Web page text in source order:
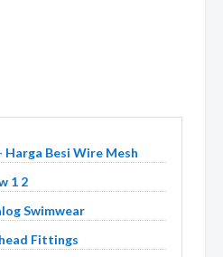
Harga Besi Wire Mesh
1 2
Swimwear
Fittings